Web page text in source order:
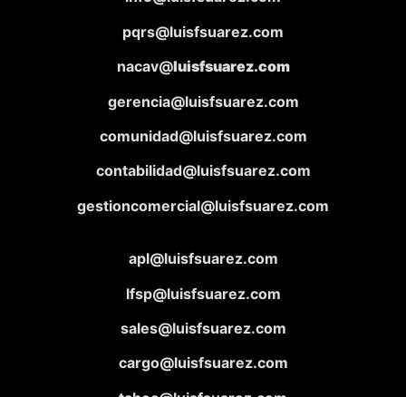
pqrs@luisfsuarez.com
nacav@luisfsuarez.com
gerencia@luisfsuarez.com
comunidad@luisfsuarez.com
contabilidad@luisfsuarez.com
gestioncomercial@luisfsuarez.com
apl@luisfsuarez.com
lfsp@luisfsuarez.com
sales@luisfsuarez.com
cargo@luisfsuarez.com